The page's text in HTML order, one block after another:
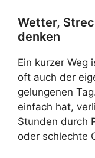
Wetter,
denken
Ein kurzer Weg
oft auch der
gelungenen
einfach hat,
Stunden durch
oder schlechte